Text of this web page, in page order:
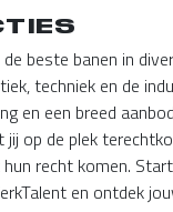
beste banen in
techniek en de
en een breed
op de plek
recht komen.
en ontdek